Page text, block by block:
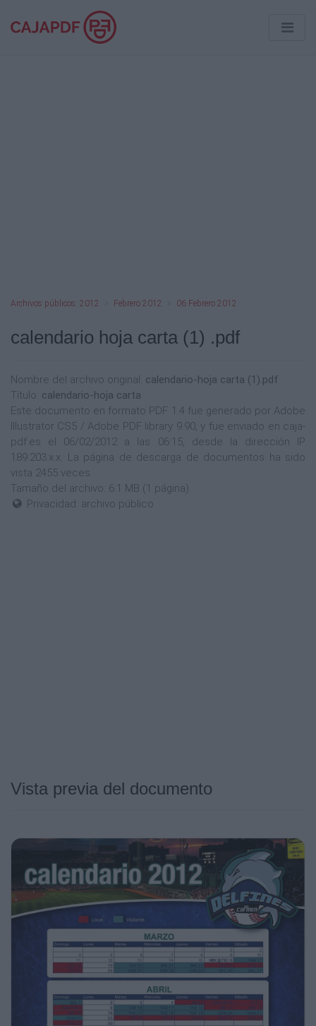
Archivos públicos: 2012 Febrero 2012 06 Febrero 2012
calendario hoja carta (1) .pdf
Nombre del archivo original: calendario-hoja carta (1).pdf
Título: calendario-hoja carta
Este documento en formato PDF 1.4 fue generado por Adobe
Illustrator CS5 / Adobe PDF library 9.90, y fue enviado en caja-
pdf.es el 06/02/2012 a las 06:15, desde la dirección IP
189.203.x.x. La página de descarga de documentos ha sido
vista 2455 veces.
Tamaño del archivo: 6.1 MB (1 página).
Privacidad: archivo público
Vista previa del documento